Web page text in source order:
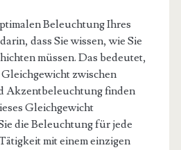
Beleuchtung Ihres
dass Sie wissen, wie Sie
müssen. Das bedeutet,
Gleichgewicht zwischen
Akzentbeleuchtung finden
Gleichgewicht
die Beleuchtung für jede
mit einem einzigen